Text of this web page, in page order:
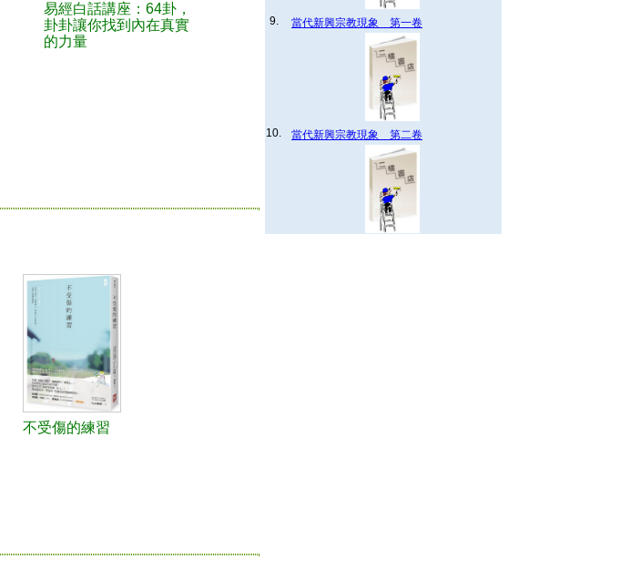
易經白話講座：64卦，
卦卦讓你找到內在真實
的力量
不受傷的練習
9. 當代新興宗教現象 第一卷
10. 當代新興宗教現象 第二卷